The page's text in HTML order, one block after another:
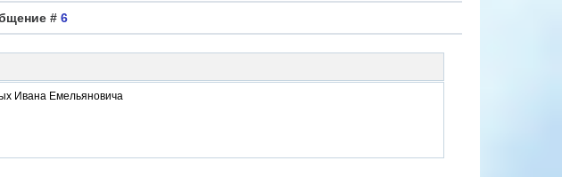
# 6
Ивана Емельяновича